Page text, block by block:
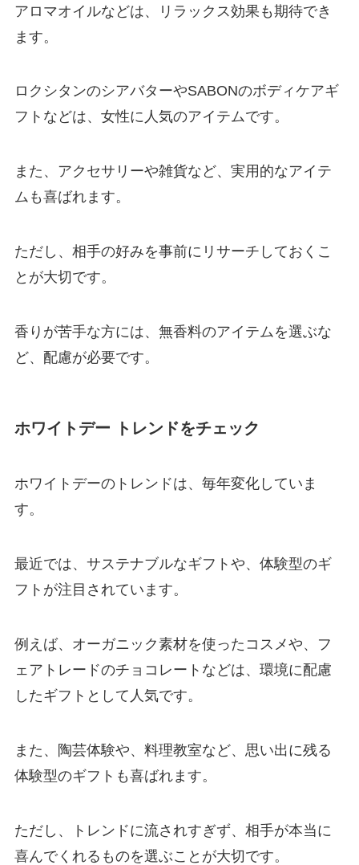
アロマオイルなどは、リラックス効果も期待でき
ます。
ロクシタンのシアバターやSABONのボディケアギ
フトなどは、女性に人気のアイテムです。
また、アクセサリーや雑貨など、実用的なアイテ
ムも喜ばれます。
ただし、相手の好みを事前にリサーチしておくこ
とが大切です。
香りが苦手な方には、無香料のアイテムを選ぶな
ど、配慮が必要です。
ホワイトデー トレンドをチェック
ホワイトデーのトレンドは、毎年変化していま
す。
最近では、サステナブルなギフトや、体験型のギ
フトが注目されています。
例えば、オーガニック素材を使ったコスメや、フ
ェアトレードのチョコレートなどは、環境に配慮
したギフトとして人気です。
また、陶芸体験や、料理教室など、思い出に残る
体験型のギフトも喜ばれます。
ただし、トレンドに流されすぎず、相手が本当に
喜んでくれるものを選ぶことが大切です。